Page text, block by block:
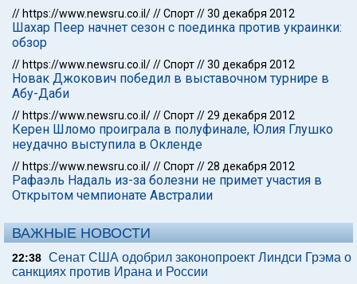
// https://www.newsru.co.il///Спорт//30 декабря 2012
Шахар Пеер начнет сезон с поединка против украинки:
обзор
// https://www.newsru.co.il///Спорт//30 декабря 2012
Новак Джокович победил в выставочном турнире в
Абу-Даби
// https://www.newsru.co.il///Спорт//29 декабря 2012
Керен Шломо проиграла в полуфинале, Юлия Глушко
неудачно выступила в Окленде
// https://www.newsru.co.il///Спорт//28 декабря 2012
Рафаэль Надаль из-за болезни не примет участия в
Открытом чемпионате Австралии
ВАЖНЫЕ НОВОСТИ
22:38 Сенат США одобрил законопроект Линдси Грэма о
санкциях против Ирана и России